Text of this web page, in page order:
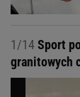
1/14Sport
granitowych